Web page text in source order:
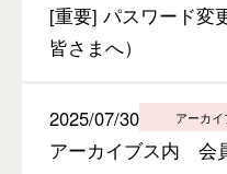
[重要] パスワード変
皆さまへ）
2025/07/30 アーカイ
アーカイブス内 会